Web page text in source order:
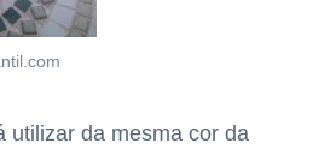
utilizar da mesma cor da